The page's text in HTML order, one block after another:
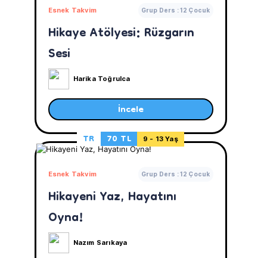
Esnek Takvim Grup Ders : 12 Çocuk
Hikaye Atölyesi: Rüzgarın
Sesi
Harika Toğrulca
İncele
TR
70 TL 9 - 13 Yaş
Esnek Takvim Grup Ders : 12 Çocuk
Hikayeni Yaz, Hayatını
Oyna!
Nazım Sarıkaya